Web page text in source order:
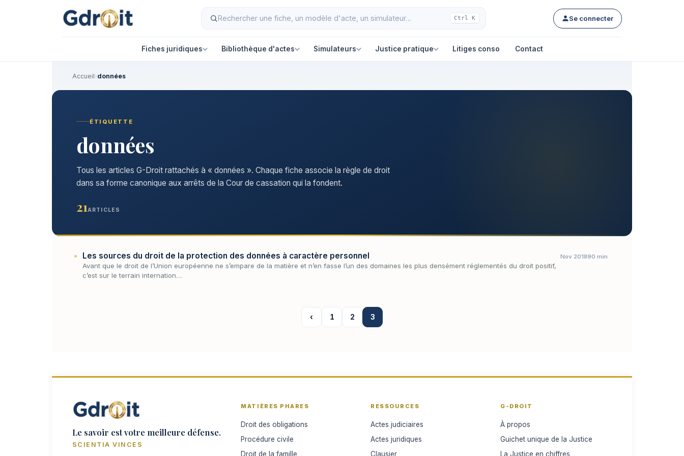
Ctrl K Se connecter
Fiches juridiques Bibliothèque d'actes Simulateurs Justice pratique Litiges conso Contact
Accueil›données
ÉTIQUETTE
données
Tous les articles G-Droit rattachés à « données ». Chaque fiche associe la règle de droit
dans sa forme canonique aux arrêts de la Cour de cassation qui la fondent.
21 ARTICLES
Les sources du droit de la protection des données à caractère personnel
Avant que le droit de l’Union européenne ne s’empare de la matière et n’en fasse l’un des domaines les plus densément réglementés du droit positif,
c’est sur le terrain internation…
Nov 201890 min
‹ 1 2 3
Le savoir est votre meilleure défense.
SCIENTIA VINCES
MATIÈRES PHARES
Droit des obligations
Procédure civile
Droit de la famille
RESSOURCES
Actes judiciaires
Actes juridiques
Clausier
G-DROIT
À propos
Guichet unique de la Justice
La Justice en chiffres